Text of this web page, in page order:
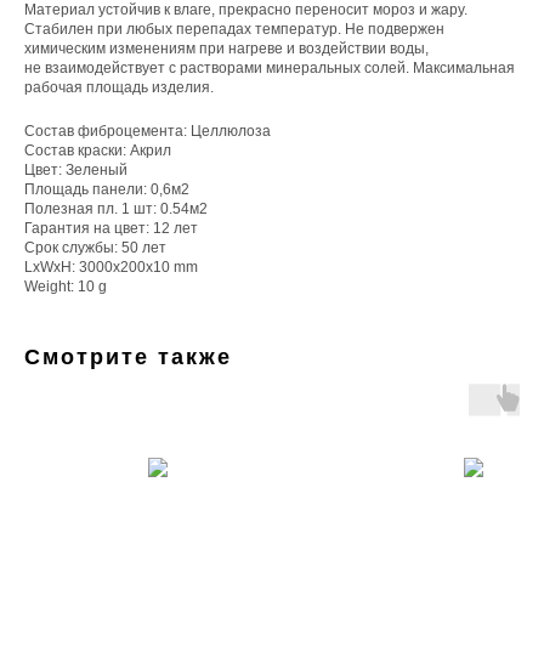
Материал устойчив к влаге, прекрасно переносит мороз и жару.
Стабилен при любых перепадах температур. Не подвержен
химическим изменениям при нагреве и воздействии воды,
не взаимодействует с растворами минеральных солей. Максимальная
рабочая площадь изделия.
Состав фиброцемента: Целлюлоза
Состав краски: Акрил
Цвет: Зеленый
Площадь панели: 0,6м2
Полезная пл. 1 шт: 0.54м2
Гарантия на цвет: 12 лет
Срок службы: 50 лет
LxWxH: 3000x200x10 mm
Weight: 10 g
Смотрите также